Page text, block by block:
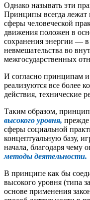
Однако называть эти
Принципы всегда лежат
сферы человеческой
движения положен в
сохранения энергии —
невмешательства во
межгосударственных
И согласно принципам
реализуются все более
действия, технические
Таким образом,
высокого уровня, прежде
сферы социальной
концептуальную базу,
начала, благодаря чему
методы деятельности.
В принципе как бы
высокого уровня (типа
основе применения